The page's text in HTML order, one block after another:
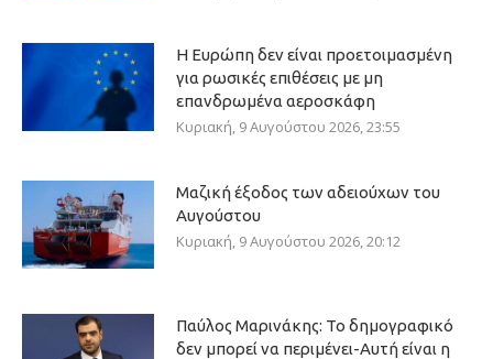
Η Ευρώπη δεν είναι προετοιμασμένη
για ρωσικές επιθέσεις με μη
επανδρωμένα αεροσκάφη
Κυριακή, 9 Αυγούστου 2026, 23:55
Μαζική έξοδος των αδειούχων του
Αυγούστου
Κυριακή, 9 Αυγούστου 2026, 20:12
Παύλος Μαρινάκης: Το δημογραφικό
δεν μπορεί να περιμένει-Αυτή είναι η